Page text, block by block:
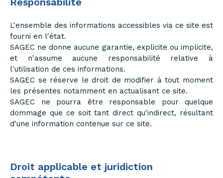
L'ensemble des informations accessibles via ce site est
fourni en l'état.
SAGEC ne donne aucune garantie, explicite ou implicite,
et n'assume aucune responsabilité relative à
l'utilisation de ces informations.
SAGEC se réserve le droit de modifier à tout moment
les présentes notamment en actualisant ce site.
SAGEC ne pourra être responsable pour quelque
dommage que ce soit tant direct qu'indirect, résultant
d'une information contenue sur ce site.
Droit applicable et juridiction